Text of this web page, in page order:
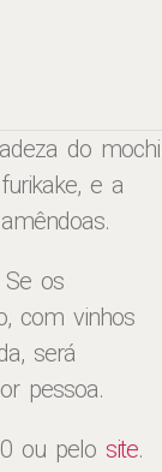
do mochi
e a
Se os
com vinhos
será
pessoa.
ou pelo site.